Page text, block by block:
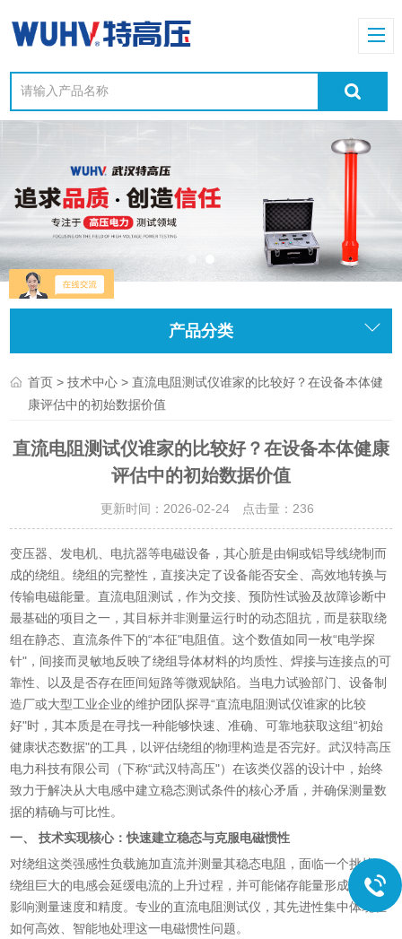
产品分类
首页 >技术中心 > 直流电阻测试仪谁家的比较好？在设备本体健
康评估中的初始数据价值
直流电阻测试仪谁家的比较好？在设备本体健康
评估中的初始数据价值
更新时间：2026-02-24 点击量： 236
变压器、发电机、电抗器等电磁设备，其心脏是由铜或铝导线绕制而
成的绕组。绕组的完整性，直接决定了设备能否安全、高效地转换与
传输电磁能量。直流电阻测试，作为交接、预防性试验及故障诊断中
最基础的项目之一，其目标并非测量运行时的动态阻抗，而是获取绕
组在静态、直流条件下的“本征"电阻值。这个数值如同一枚“电学探
针"，间接而灵敏地反映了绕组导体材料的均质性、焊接与连接点的可
靠性、以及是否存在匝间短路等微观缺陷。当电力试验部门、设备制
造厂或大型工业企业的维护团队探寻“直流电阻测试仪谁家的比较
好"时，其本质是在寻找一种能够快速、准确、可靠地获取这组“初始
健康状态数据"的工具，以评估绕组的物理构造是否完好。武汉特高压
电力科技有限公司（下称“武汉特高压"）在该类仪器的设计中，始终
致力于解决从大电感中建立稳态测试条件的核心矛盾，并确保测量数
据的精确与可比性。
一、 技术实现核心：快速建立稳态与克服电磁惯性
对绕组这类强感性负载施加直流并测量其稳态电阻，面临一个挑战：
绕组巨大的电感会延缓电流的上升过程，并可能储存能量形成剩磁，
影响测量速度和精度。专业的直流电阻测试仪，其先进性集中体现在
如何高效、智能地处理这一电磁惯性问题。